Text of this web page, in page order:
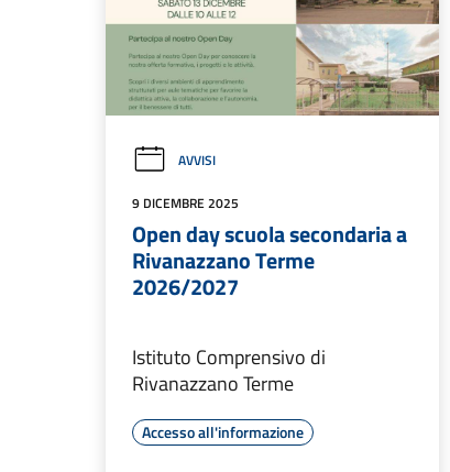
AVVISI
9 DICEMBRE 2025
Open day scuola secondaria a
Rivanazzano Terme
2026/2027
Istituto Comprensivo di
Rivanazzano Terme
Accesso all'informazione